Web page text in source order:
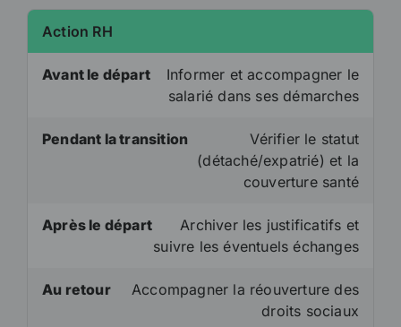
Action RH
Avant le départ
Informer et accompagner le
salarié dans ses démarches
Pendant la transition
Vérifier le statut
(détaché/expatrié) et la
couverture santé
Après le départ
Archiver les justificatifs et
suivre les éventuels échanges
Au retour
Accompagner la réouverture des
droits sociaux